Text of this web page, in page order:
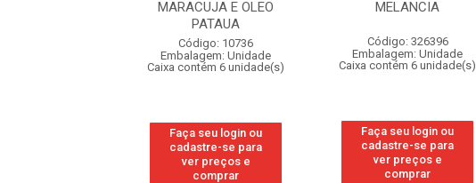
MARACUJA E OLEO
PATAUA
Código: 10736
Embalagem: Unidade
Caixa contém 6 unidade(s)
Faça seu login ou
cadastre-se para
ver preços e
comprar
MELANCIA
Código: 326396
Embalagem: Unidade
Caixa contém 6 unidade(s)
Faça seu login ou
cadastre-se para
ver preços e
comprar